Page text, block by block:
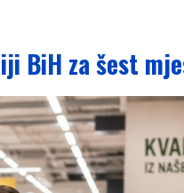
BiH za šest